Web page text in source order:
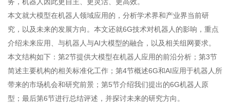
本文就大模型在机器人领域应用的，分析学术界和产业界当前研
究，以及未来的发展方向。本文还就6G技术对机器人的影响，重点
介绍未来应用、与机器人与AI大模型的融合，以及相关组网要求。
本文结构如下：第2节提供大模型在机器人应用的前沿分析；第3节
简述主要机构的相关标准化工作；第4节概述6G和AI应用于机器人所
带来的市场机会和研究前景；第5节介绍我们提出的6G机器人原
型；最后第6节进行总结评述，并探讨未来的研究方向。